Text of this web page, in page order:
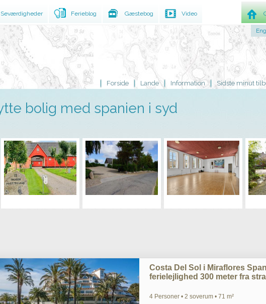
Forside Lande Information Sidste minut
bolig med spanien i syd
Costa Del Sol i Miraflores
ferielejlighed 300 meter fra
4 Personer • 2 soverum • 71 m²
Seværdigheder Ferieblog Gæstebog Video